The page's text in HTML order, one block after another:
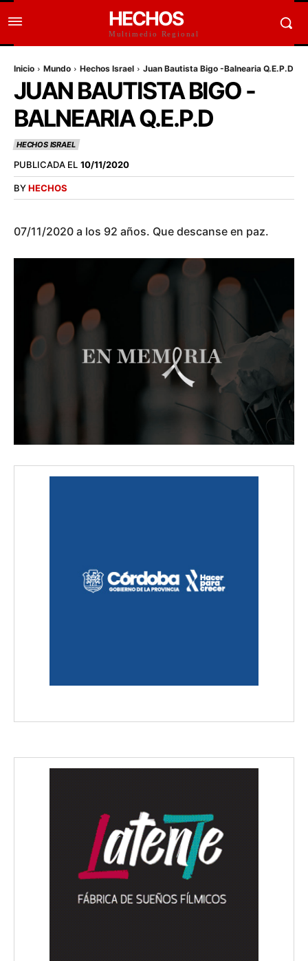
HECHOS
Multimedio Regional
Inicio Mundo Hechos Israel Juan Bautista Bigo -Balnearia Q.E.P.D
JUAN BAUTISTA BIGO -
BALNEARIA Q.E.P.D
HECHOS ISRAEL
PUBLICADA EL 10/11/2020
BYHECHOS
07/11/2020 a los 92 años. Que descanse en paz.